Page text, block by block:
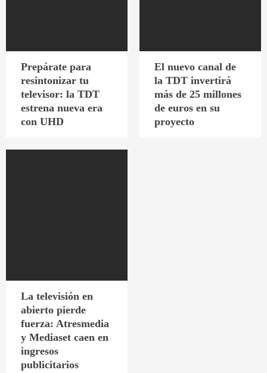
Prepárate para
resintonizar tu
televisor: la TDT
estrena nueva era
con UHD
El nuevo canal de
la TDT invertirá
más de 25 millones
de euros en su
proyecto
La televisión en
abierto pierde
fuerza: Atresmedia
y Mediaset caen en
ingresos
publicitarios